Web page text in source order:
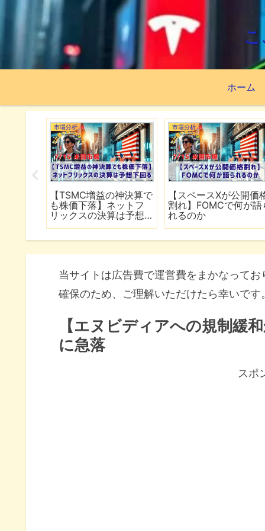
ホーム
市場分析
【TSMC増益の神決算で
も株価下落】ネットフ
リックスの決算は予想
市場分析
【スペースXが公開価
割れ】FOMCで何が語
れるのか
当サイトは広告費で運営費をまかなって
確保のため、ご理解いただけたら幸いです
【エヌビディアへの規制緩
に急落
スポ